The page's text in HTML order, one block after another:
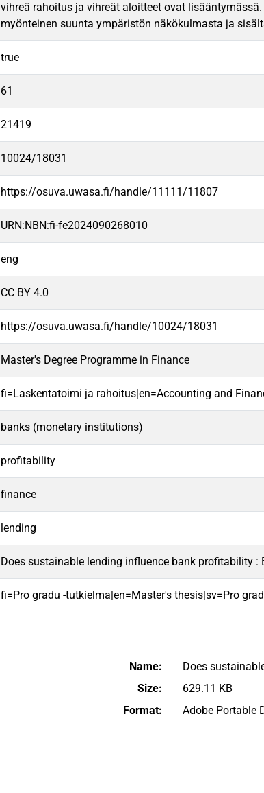
vihreä rahoitus ja vihreät aloitteet ovat
myönteinen suunta ympäristön näkökulmasta ja
true
61
21419
10024/18031
https://osuva.uwasa.fi/handle/11111/11807
URN:NBN:fi-fe2024090268010
eng
CC BY 4.0
https://osuva.uwasa.fi/handle/10024/18031
Master's Degree Programme in Finance
fi=Laskentatoimi ja rahoitus|en=Accounting and
banks (monetary institutions)
profitability
finance
lending
Does sustainable lending influence bank profitability
fi=Pro gradu -tutkielma|en=Master's thesis|sv=Pro
Name:
Does
Size:
629.11 KB
Format:
Adobe Portable